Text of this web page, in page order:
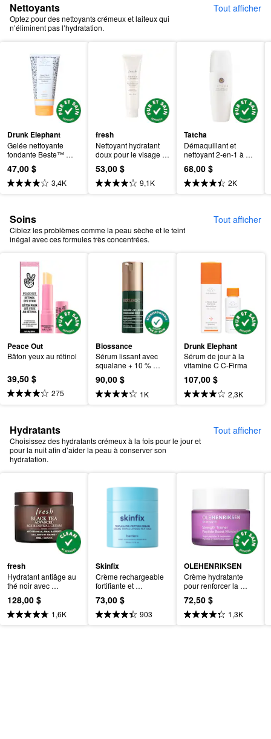
Nettoyants
Optez pour des nettoyants crémeux et laiteux qui
n’éliminent pas l’hydratation.
Tout afficher
Drunk Elephant
Gelée nettoyante
fondante Beste™
47,00 $
3,4K
fresh
Nettoyant hydratant
doux pour le visage
53,00 $
9,1K
Tatcha
Démaquillant et
nettoyant 2-en-1 à
l’huile de camélia
68,00 $
2K
Soins
Ciblez les problèmes comme la peau sèche et le teint
inégal avec ces formules très concentrées.
Tout afficher
Peace Out
Bâton yeux au rétinol
39,50 $
275
Biossance
Sérum lissant avec
squalane + 10 %
d’acide lactique
90,00 $
1K
Drunk Elephant
Sérum de jour à la
vitamine C C-Firma
107,00 $
2,3K
Hydratants
Choisissez des hydratants crémeux à la fois pour le jour et
pour la nuit afin d’aider la peau à conserver son
hydratation.
Tout afficher
fresh
Hydratant antiâge au
thé noir avec
alternative au rétinol
BT Matrix
128,00 $
1,6K
Skinfix
Crème rechargeable
fortifiante et
hydratante à triple
peptide lipide Barrier+
avec B-L3
73,00 $
903
OLEHENRIKSEN
Crème hydratante
pour renforcer la
barrière cutanée
Strength avec acide
hyaluronique et
72,50 $
1,3K